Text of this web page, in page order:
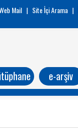
Mail | Site İçi Arama |
e-arşiv